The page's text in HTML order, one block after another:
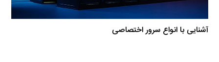
آشنایی با انواع سرور اختصاصی